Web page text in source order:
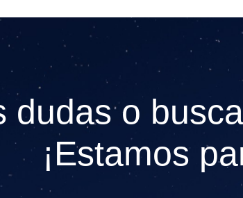
dudas o
¡Estamos